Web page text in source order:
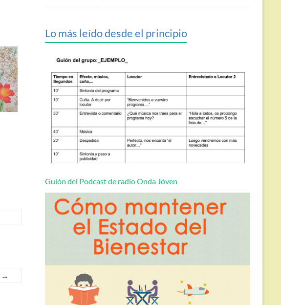
→
Lo más leído desde el principio
Guión del Podcast de radio Onda Jóven